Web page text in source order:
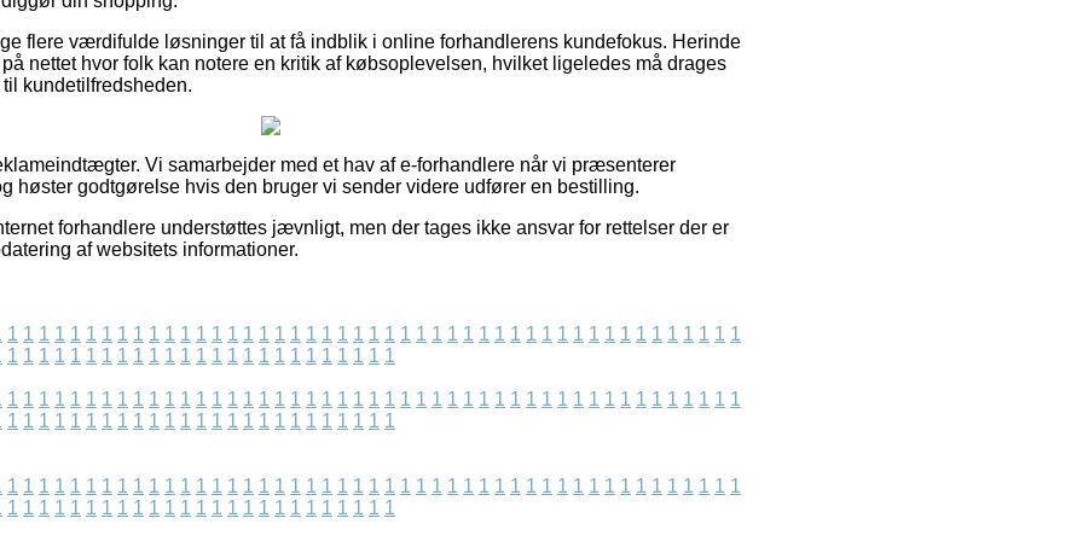
flere værdifulde løsninger til at få indblik i online forhandlerens kundefokus. Herinde
nettet hvor folk kan notere en kritik af købsoplevelsen, hvilket ligeledes må drages
kundetilfredsheden.
Vi samarbejder med et hav af e-forhandlere når vi præsenterer
høster godtgørelse hvis den bruger vi sender videre udfører en bestilling.
forhandlere understøttes jævnligt, men der tages ikke ansvar for rettelser der er
af websitets informationer.
1 1 1 1 1 1 1 1 1 1 1 1 1 1 1 1 1 1 1 1 1 1 1 1 1 1 1 1 1 1 1 1 1 1 1 1 1 1 1 1 1 1 1 1 1 1 1
1 1 1 1 1 1 1 1 1 1 1 1 1 1 1 1 1 1 1 1 1 1 1 1 1
1 1 1 1 1 1 1 1 1 1 1 1 1 1 1 1 1 1 1 1 1 1 1 1 1 1 1 1 1 1 1 1 1 1 1 1 1 1 1 1 1 1 1 1 1 1 1
1 1 1 1 1 1 1 1 1 1 1 1 1 1 1 1 1 1 1 1 1 1 1 1 1
1 1 1 1 1 1 1 1 1 1 1 1 1 1 1 1 1 1 1 1 1 1 1 1 1 1 1 1 1 1 1 1 1 1 1 1 1 1 1 1 1 1 1 1 1 1 1
1 1 1 1 1 1 1 1 1 1 1 1 1 1 1 1 1 1 1 1 1 1 1 1 1